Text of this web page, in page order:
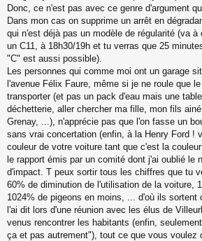
o
n
u
Donc, ce n'est pas avec ce genre d'argument
Dans mon cas on supprime un arrêt en
qui n'est déjà pas un modèle de régularité (va à
un C11, à 18h30/19h et tu verras que 25
"C" est aussi possible).
Les personnes qui comme moi ont un garage
l'avenue Félix Faure, même si je ne roule que
transporter (et pas un pack d'eau mais une
déchetterie, aller chercher ma fille, mon fils
Grenay, ...), n'apprécie pas que l'on fasse un
sans vrai concertation (enfin, à la Henry Ford !
couleur de votre voiture tant que c'est la
le rapport émis par un comité dont j'ai oublié le
d'impact. T peux sortir tous les chiffres que tu
60% de diminution de l'utilisation de la voiture,
1024% de pigeons en moins, ... d'où ils sortent
l'ai dit lors d'une réunion avec les élus de
venus rencontrer les habitants (enfin,
ça et pas autrement"), tout ce que vous voulez